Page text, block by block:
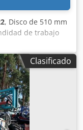
, Disco de 510 mm
de trabajo
la profundidad
C-Mix-Ultra
de
HD
Acher
Clasificado